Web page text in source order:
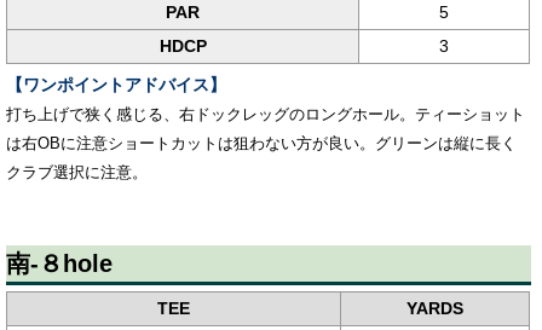
PAR
5
HDCP
3
【ワンポイントアドバイス】
打ち上げで狭く感じる、右ドックレッグのロングホール。ティーショット
は右OBに注意ショートカットは狙わない方が良い。グリーンは縦に長く
クラブ選択に注意。
南-８hole
TEE
YARDS